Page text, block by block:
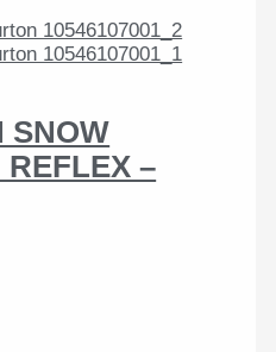
SNOW
REFLEX –